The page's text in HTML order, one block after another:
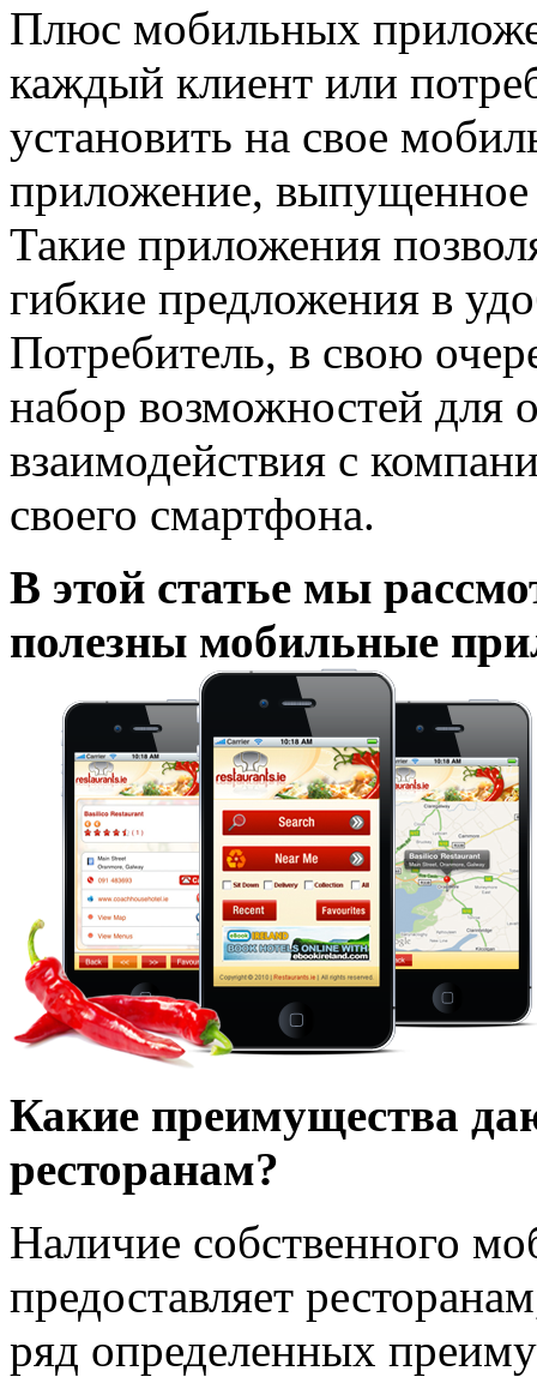
Плюс мобильных
каждый клиент или
установить на свое
приложение,
Такие приложения
гибкие предложения в
Потребитель, в свою
набор возможностей для
взаимодействия с
своего смартфона.
В этой статье мы
полезны мобильные
Какие преимущества
ресторанам?
Наличие собственного
предоставляет
ряд определенных